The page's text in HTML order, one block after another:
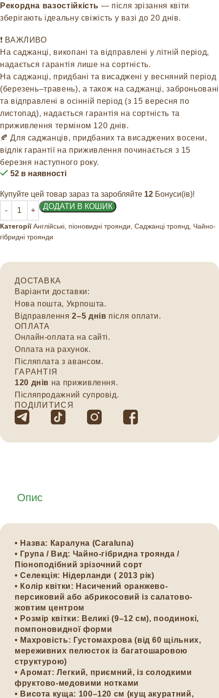
Рекордна вазостійкість — після зрізання квіти
зберігають ідеальну свіжість у вазі до 20 днів.
❗️ ВАЖЛИВО
На саджанці, викопані та відправлені у літній період,
надається гарантія лише на сортність.
На саджанці, придбані та висаджені у весняний період
(березень–травень), а також на саджанці, заброньовані
та відправлені в осінній період (з 15 вересня по
листопад), надається гарантія на сортність та
приживлення терміном 120 днів.
🍂 Для саджанців, придбаних та висаджених восени,
відлік гарантії на приживлення починається з 15
березня наступного року.
52 в наявності
Купуйте цей товар зараз та заробляйте 12 Бонуси(ів)!
ДОДАТИ В КОШИК
Категорії Англійські, піоновидні троянди Саджанці троянд
Чайно-
гібридні троянди
ДОСТАВКА
Варіанти доставки:
Нова пошта, Укрпошта.
Відправлення2–5 днів після оплати.
ОПЛАТА
Онлайн-оплата на сайті.
Оплата на рахунок.
Післяплата з авансом.
ГАРАНТІЯ
120 днів на приживлення.
Післяпродажний супровід.
ПОДІЛИТИСЯ
Опис
• Назва: Каралуна (Caraluna)
• Група / Вид: Чайно-гібридна троянда /
Піоноподібний зрізочний сорт
•Селекція: Нідерланди ( 2013 рік)
• Колір квітки: Насичений оранжево-
персиковий або абрикосовий із салатово-
жовтим центром
• Розмір квітки: Великі (9–12 см), поодинокі,
помпоновидної форми
• Махровість: Густомахрова (від 60 щільних,
мереживних пелюсток із багатошаровою
структурою)
• Аромат: Легкий, приємний, із солодкими
фруктово-медовими нотками
• Висота куща: 100–120 см (кущ акуратний,